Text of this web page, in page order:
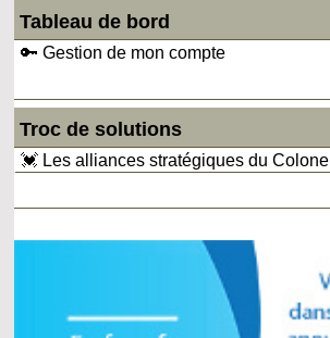
Tableau de bord
🔑 Gestion de mon compte
Troc de solutions
💓 Les alliances stratégiques du Colonel